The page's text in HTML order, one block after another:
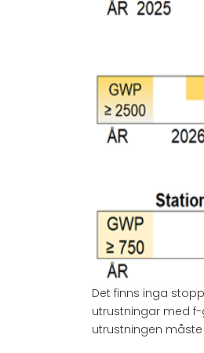
Det finns inga
utrustningar med
utrustningen